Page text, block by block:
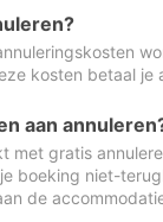
kosten betaal je
aan
met gratis
boeking niet-
de